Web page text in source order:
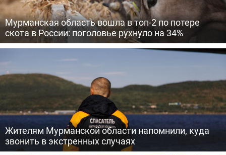
Мурманская область вошла в топ-2 по потере
скота в России: поголовье рухнуло на 34%
Жителям Мурманской области напомнили, куда
звонить в экстренных случаях